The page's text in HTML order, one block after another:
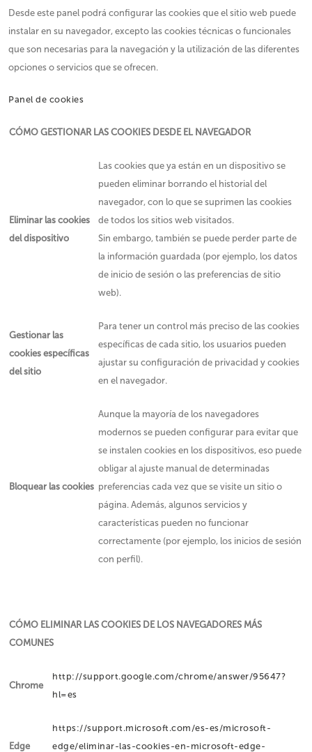
Desde este panel podrá configurar las cookies que el sitio web puede
instalar en su navegador, excepto las cookies técnicas o funcionales
que son necesarias para la navegación y la utilización de las diferentes
opciones o servicios que se ofrecen.
Panel de cookies
CÓMO GESTIONAR LAS COOKIES DESDE EL NAVEGADOR
Eliminar las cookies
del dispositivo
Las cookies que ya están en un dispositivo se
pueden eliminar borrando el historial del
navegador, con lo que se suprimen las cookies
de todos los sitios web visitados.
Sin embargo, también se puede perder parte de
la información guardada (por ejemplo, los datos
de inicio de sesión o las preferencias de sitio
web).
Gestionar las
cookies específicas
del sitio
Para tener un control más preciso de las cookies
específicas de cada sitio, los usuarios pueden
ajustar su configuración de privacidad y cookies
en el navegador.
Bloquear las cookies
Aunque la mayoría de los navegadores
modernos se pueden configurar para evitar que
se instalen cookies en los dispositivos, eso puede
obligar al ajuste manual de determinadas
preferencias cada vez que se visite un sitio o
página. Además, algunos servicios y
características pueden no funcionar
correctamente (por ejemplo, los inicios de sesión
con perfil).
CÓMO ELIMINAR LAS COOKIES DE LOS NAVEGADORES MÁS
COMUNES
Chrome
http://support.google.com/chrome/answer/95647?
hl=es
Edge
https://support.microsoft.com/es-es/microsoft-
edge/eliminar-las-cookies-en-microsoft-edge-